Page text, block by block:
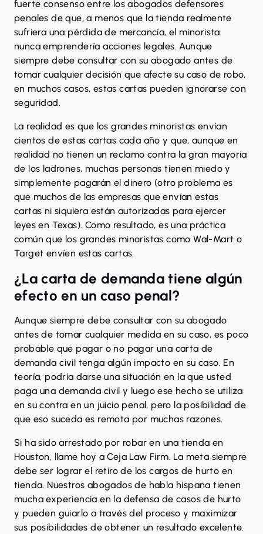
fuerte consenso entre los abogados defensores
penales de que, a menos que la tienda realmente
sufriera una pérdida de mercancía, el minorista
nunca emprendería acciones legales. Aunque
siempre debe consultar con su abogado antes de
tomar cualquier decisión que afecte su caso de robo,
en muchos casos, estas cartas pueden ignorarse con
seguridad.
La realidad es que los grandes minoristas envían
cientos de estas cartas cada año y que, aunque en
realidad no tienen un reclamo contra la gran mayoría
de los ladrones, muchas personas tienen miedo y
simplemente pagarán el dinero (otro problema es
que muchos de las empresas que envían estas
cartas ni siquiera están autorizadas para ejercer
leyes en Texas). Como resultado, es una práctica
común que los grandes minoristas como Wal-Mart o
Target envíen estas cartas.
¿La carta de demanda tiene algún
efecto en un caso penal?
Aunque siempre debe consultar con su abogado
antes de tomar cualquier medida en su caso, es poco
probable que pagar o no pagar una carta de
demanda civil tenga algún impacto en su caso. En
teoría, podría darse una situación en la que usted
paga una demanda civil y luego ese hecho se utiliza
en su contra en un juicio penal, pero la posibilidad de
que eso suceda es remota por muchas razones.
Si ha sido arrestado por robar en una tienda en
Houston, llame hoy a Ceja Law Firm. La meta siempre
debe ser lograr el retiro de los cargos de hurto en
tienda. Nuestros abogados de habla hispana tienen
mucha experiencia en la defensa de casos de hurto
y pueden guiarlo a través del proceso y maximizar
sus posibilidades de obtener un resultado excelente.